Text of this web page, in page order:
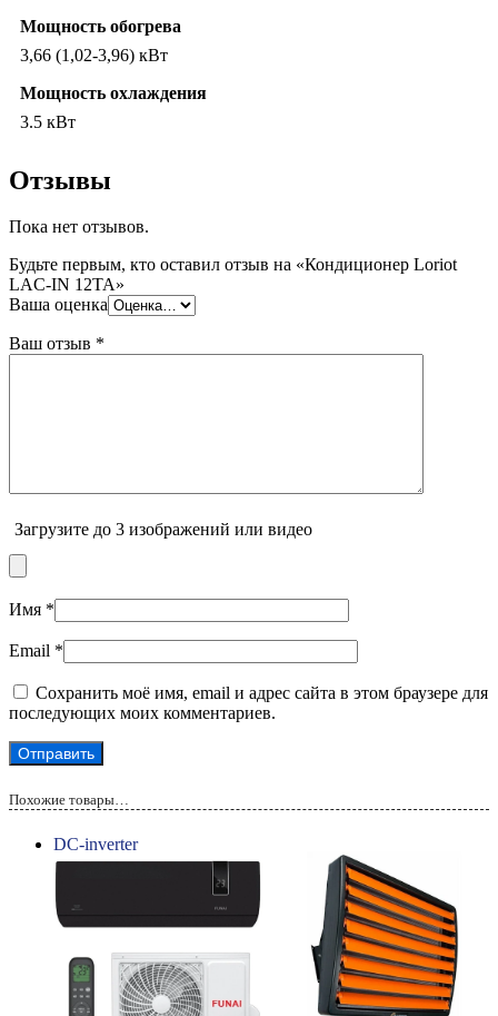
Мощность обогрева
3,66 (1,02-3,96) кВт
Мощность охлаждения
3.5 кВт
Отзывы
Пока нет отзывов.
Будьте первым, кто оставил отзыв на «Кондиционер Loriot
LAC-IN 12TA»
Ваша оценка
Ваш отзыв *
Загрузите до 3 изображений или видео
Имя *
Email *
Сохранить моё имя, email и адрес сайта в этом браузере для
последующих моих комментариев.
Похожие товары…
DC-inverter